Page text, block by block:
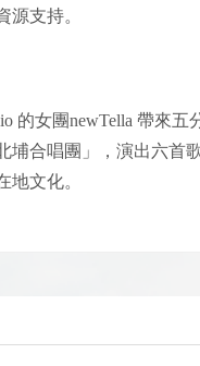
支持。
的女團newTella 帶來五
埔合唱團」，演出六首
文化。